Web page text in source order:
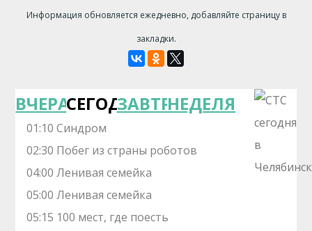
Информация обновляется ежедневно, добавляйте страницу в
закладки.
ВЧЕРАСЕГОДНЯЗАВТРАНЕДЕЛЯ
01:10 Синдром
02:30 Побег из страны роботов
04:00 Ленивая семейка
05:00 Ленивая семейка
05:15 100 мест, где поесть